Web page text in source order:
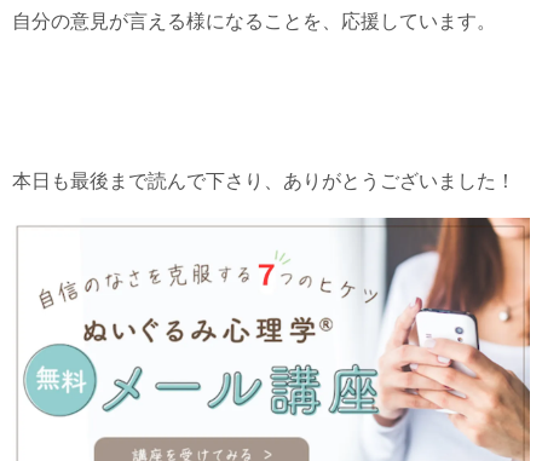
自分の意見が言える様になることを、応援しています。
本日も最後まで読んで下さり、ありがとうございました！